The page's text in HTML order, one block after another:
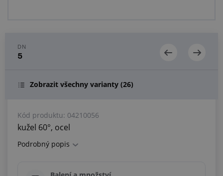
DN
5
Zobrazit všechny varianty (26)
Kód produktu: 04210056
kužel 60°, ocel
Podrobný popis